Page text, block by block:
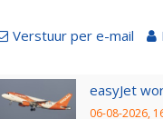
Verstuur per e-mail
easyJet
06-08-2026,